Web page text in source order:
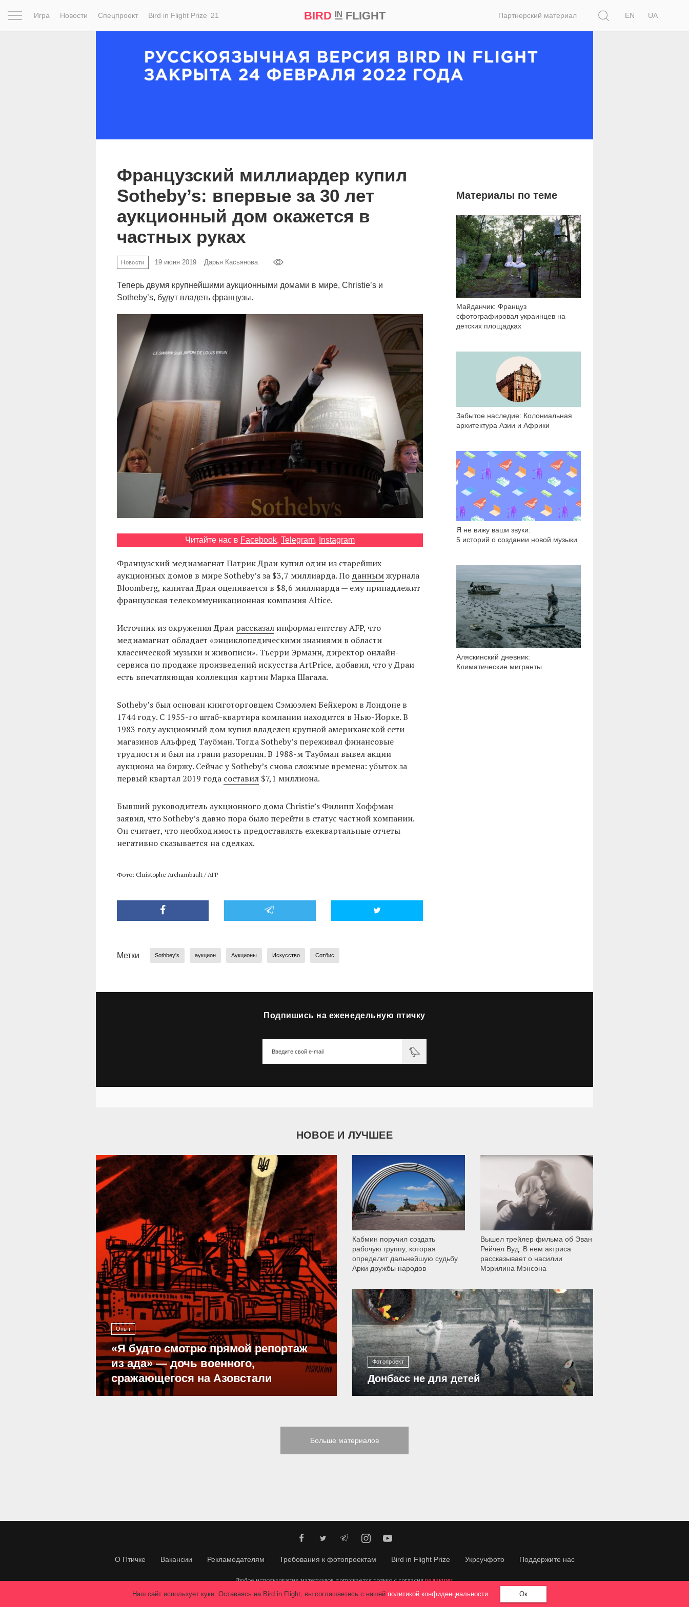
Игра Новости Спецпроект Bird in Flight Prize ‘21 BIRD INFLIGHT Партнерский материал
EN
UA
Французский миллиардер купил
Sotheby’s: впервые за 30 лет
аукционный дом окажется в
частных руках
Новости 19 июня 2019 Дарья Касьянова
Теперь двумя крупнейшими аукционными домами в мире, Christie’s и
Sotheby’s, будут владеть французы.
Читайте нас в Facebook, Telegram, Instagram
Французский медиамагнат Патрик Драи купил один из старейших
аукционных домов в мире Sotheby’s за $3,7 миллиарда. По даннымжурнала
Bloomberg, капитал Драи оценивается в $8,6 миллиарда — ему принадлежит
французская телекоммуникационная компания Altice.
Источник из окружения Драи рассказалинформагентству AFP, что
медиамагнат обладает «энциклопедическими знаниями в области
классической музыки и живописи». Тьерри Эрманн, директор онлайн-
сервиса по продаже произведений искусства ArtPrice, добавил, что у Драи
есть впечатляющая коллекция картин Марка Шагала.
Sotheby’s был основан книготорговцем Сэмюэлем Бейкером в Лондоне в
1744 году. С 1955-го штаб-квартира компании находится в Нью-Йорке. В
1983 году аукционный дом купил владелец крупной американской сети
магазинов Альфред Таубман. Тогда Sotheby’s переживал финансовые
трудности и был на грани разорения. В 1988-м Таубман вывел акции
аукциона на биржу. Сейчас у Sotheby’s снова сложные времена: убыток за
первый квартал 2019 года составил$7,1 миллиона.
Бывший руководитель аукционного дома Christie’s Филипп Хоффман
заявил, что Sotheby’s давно пора было перейти в статус частной компании.
Он считает, что необходимость предоставлять ежеквартальные отчеты
негативно сказывается на сделках.
Фото: Christophe Archambault / AFP
Метки Sothbey's аукцион Аукционы Искусство Сотбис
Материалы по теме
Майданчик: Француз
сфотографировал украинцев на
детских площадках
3 421
Забытое наследие: Колониальная
архитектура Азии и Африки
Я не вижу ваши звуки:
5 историй о создании новой музыки
14 902
Аляскинский дневник:
Климатические мигранты
Подпишись на еженедельную птичку
НОВОЕ И ЛУЧШЕЕ
Опыт
«Я будто смотрю прямой репортаж
из ада» — дочь военного,
сражающегося на Азовстали
39 287
Кабмин поручил создать
рабочую группу, которая
определит дальнейшую судьбу
Арки дружбы народов
9 786
Вышел трейлер фильма об Эван
Рейчел Вуд. В нем актриса
рассказывает о насилии
Мэрилина Мэнсона
Фотопроект
Донбасс не для детей
12 298
Больше материалов
О Птичке Вакансии Рекламодателям Требования к фотопроектам Bird in Flight Prize Укрсучфото Поддержите нас
Любое использование материалов допускается только с согласияредакции.
© 2026, Bird In Flight.
Все права защищены.
Наш сайт использует куки. Оставаясь на Bird in Flight, вы соглашаетесь с нашей политикой конфиденциальности. Ок